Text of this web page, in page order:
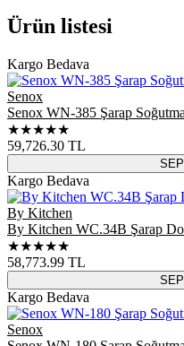
Ürün listesi
Kargo Bedava
Senox
Senox WN-385 Şarap
★★★★★
59,726.30 TL
Kargo Bedava
By Kitchen
By Kitchen WC.34B Şarap
★★★★★
58,773.99 TL
Kargo Bedava
Senox